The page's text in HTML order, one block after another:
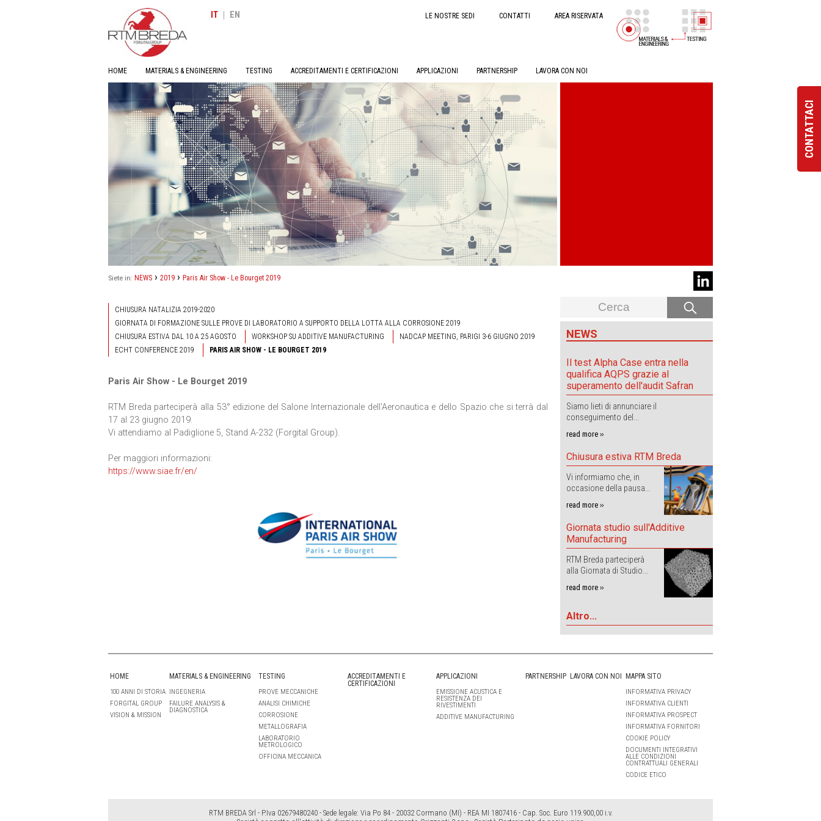
CONTATTACI
IT | EN LE NOSTRE SEDI CONTATTI AREA RISERVATA
HOME MATERIALS & ENGINEERING TESTING ACCREDITAMENTI E CERTIFICAZIONI APPLICAZIONI PARTNERSHIP LAVORA CON NOI
Siete in: NEWS › 2019 › Paris Air Show - Le Bourget 2019
CHIUSURA NATALIZIA 2019-2020
GIORNATA DI FORMAZIONE SULLE PROVE DI LABORATORIO A SUPPORTO DELLA LOTTA ALLA CORROSIONE 2019
CHIUSURA ESTIVA DAL 10 A 25 AGOSTO
WORKSHOP SU ADDITIVE MANUFACTURING
NADCAP MEETING, PARIGI 3-6 GIUGNO 2019
ECHT CONFERENCE 2019
PARIS AIR SHOW - LE BOURGET 2019
Paris Air Show - Le Bourget 2019
RTM Breda parteciperà alla 53° edizione del Salone Internazionale dell'Aeronautica e dello Spazio che si terrà dal
17 al 23 giugno 2019.
Vi attendiamo al Padiglione 5, Stand A-232 (Forgital Group).
Per maggiori informazioni:
https://www.siae.fr/en/
NEWS
Il test Alpha Case entra nella
qualifica AQPS grazie al
superamento dell'audit Safran
Siamo lieti di annunciare il
conseguimento del...
read more ››
Chiusura estiva RTM Breda
Vi informiamo che, in
occasione della pausa...
read more ››
Giornata studio sull'Additive
Manufacturing
RTM Breda parteciperà
alla Giornata di Studio...
read more ››
Altro...
HOME
100 ANNI DI STORIA
FORGITAL GROUP
VISION & MISSION
MATERIALS & ENGINEERING
INGEGNERIA
FAILURE ANALYSIS &
DIAGNOSTICA
TESTING
PROVE MECCANICHE
ANALISI CHIMICHE
CORROSIONE
METALLOGRAFIA
LABORATORIO
METROLOGICO
OFFICINA MECCANICA
ACCREDITAMENTI E
CERTIFICAZIONI
APPLICAZIONI
EMISSIONE ACUSTICA E
RESISTENZA DEI
RIVESTIMENTI
ADDITIVE MANUFACTURING
PARTNERSHIP LAVORA CON NOI MAPPA SITO
INFORMATIVA PRIVACY
INFORMATIVA CLIENTI
INFORMATIVA PROSPECT
INFORMATIVA FORNITORI
COOKIE POLICY
DOCUMENTI INTEGRATIVI
ALLE CONDIZIONI
CONTRATTUALI GENERALI
CODICE ETICO
RTM BREDA Srl - P.Iva 02679480240 - Sede legale: Via Po 84 - 20032 Cormano (MI) - REA MI 1807416 - Cap. Soc. Euro 119.900,00 i.v.